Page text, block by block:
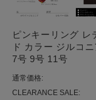
ピンキーリング レ
ド カラー ジルコ
7号 9号 11号
通常価格:
CLEARANCE SALE: